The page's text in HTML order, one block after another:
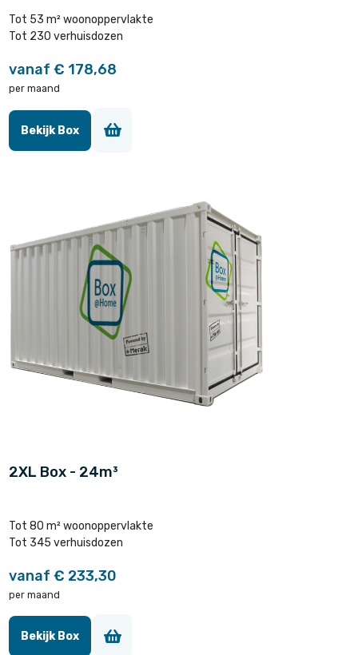
Tot 53 m² woonoppervlakte
Tot 230 verhuisdozen
vanaf € 178,68
per maand
Bekijk Box
2XL Box - 24m³
Tot 80 m² woonoppervlakte
Tot 345 verhuisdozen
vanaf € 233,30
per maand
Bekijk Box